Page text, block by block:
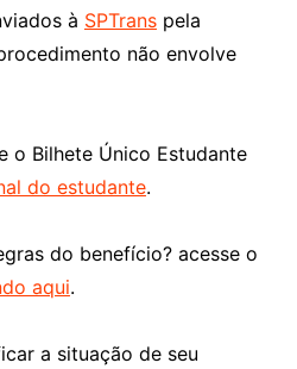
à SPTranspela
não envolve
o Bilhete Único Estudante
do estudante.
do benefício? acesse o
aqui.
a situação de seu